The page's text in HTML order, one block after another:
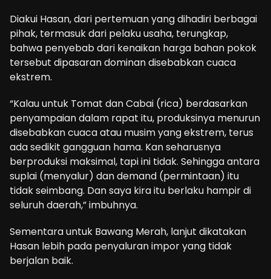
Diakui Hasan, dari pertemuan yang dihadiri berbagai
pihak, termasuk dari pelaku usaha, terungkap,
bahwa penyebab dari kenaikan harga bahan pokok
tersebut dipasaran dominan disebabkan cuaca
ekstrem.
“Kalau untuk Tomat dan Cabai (rica) berdasarkan
penyampaian dalam rapat itu, produksinya menurun
disebabkan cuaca atau musim yang ekstrem, terus
ada sedikit gangguan hama. Kan seharusnya
berproduksi maksimal, tapi ini tidak. Sehingga antara
suplai (menyalur) dan demand (permintaan) itu
tidak seimbang. Dan saya kira itu berlaku hampir di
seluruh daerah,” imbuhnya.
Sementara untuk Bawang Merah, lanjut dikatakan
Hasan lebih pada penyaluran impor yang tidak
berjalan baik.